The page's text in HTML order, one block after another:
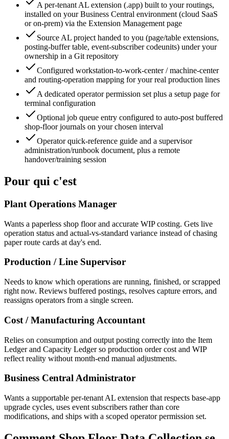
A per-tenant AL extension (.app) built to your routings,
installed on your Business Central environment (cloud SaaS
or on-prem) via the Extension Management page
Source AL project handed to you (page/table extensions,
posting-buffer table, event-subscriber codeunits) under your
ownership in a Git repository
Configured workstation-to-work-center / machine-center
and routing-operation mapping for your real production lines
A dedicated operator permission set plus a setup page for
terminal configuration
Optional job queue entry configured to auto-post buffered
shop-floor journals on your chosen interval
Operator quick-reference guide and a supervisor
administration/runbook document, plus a remote
handover/training session
Pour qui c'est
Plant Operations Manager
Wants a paperless shop floor and accurate WIP costing. Gets live
operation status and actual-vs-standard variance instead of chasing
paper route cards at day's end.
Production / Line Supervisor
Needs to know which operations are running, finished, or scrapped
right now. Reviews buffered postings, resolves capture errors, and
reassigns operators from a single screen.
Cost / Manufacturing Accountant
Relies on consumption and output posting correctly into the Item
Ledger and Capacity Ledger so production order cost and WIP
reflect reality without month-end manual adjustments.
Business Central Administrator
Wants a supportable per-tenant AL extension that respects base-app
upgrade cycles, uses event subscribers rather than core
modifications, and ships with a scoped operator permission set.